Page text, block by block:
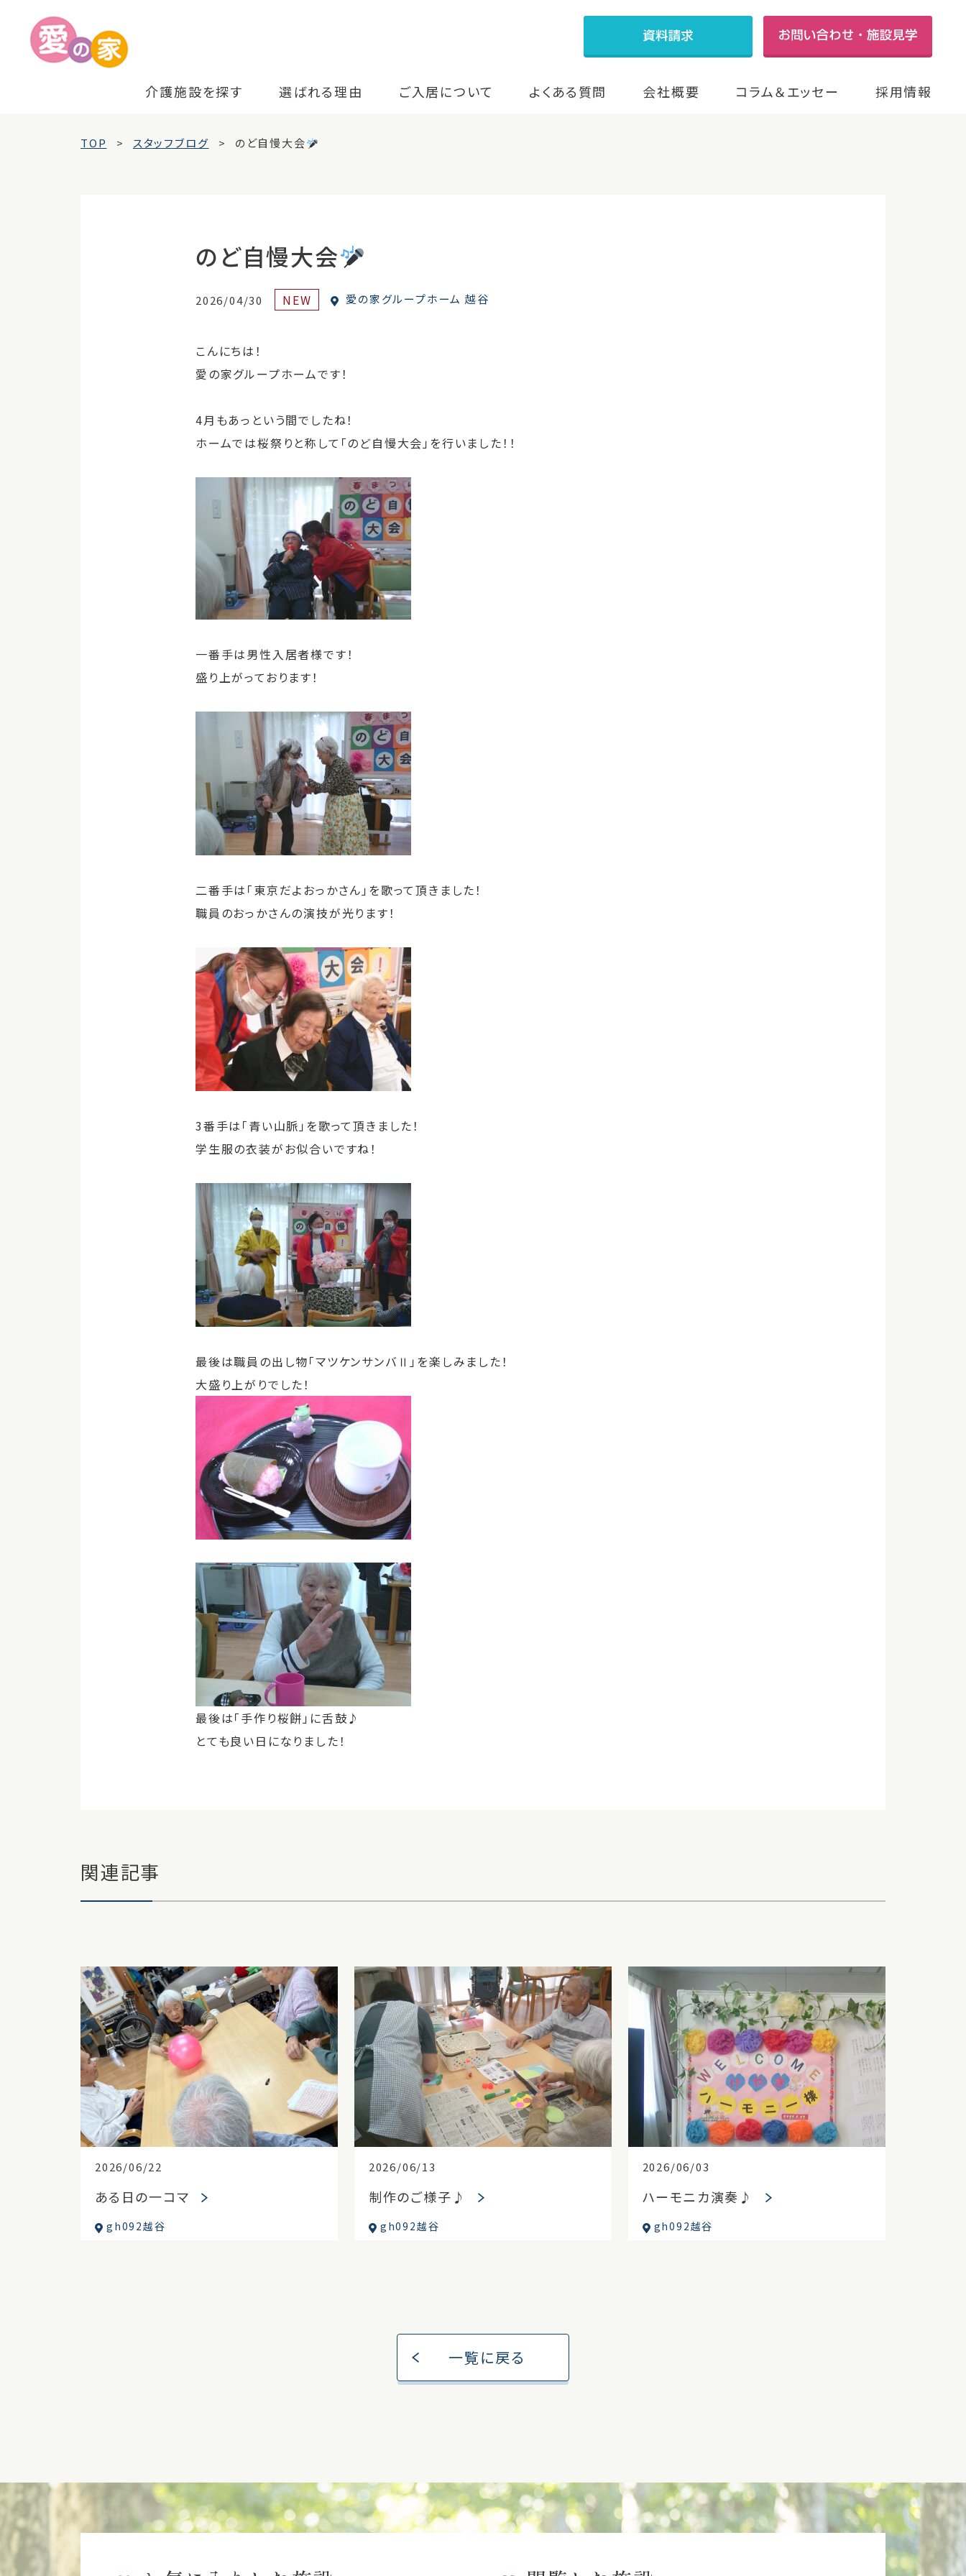
介護施設を探す 選ばれる理由 ご入居について よくある質問 会社概要 コラム＆エッセー 採用情報
TOP スタッフブログ のど自慢大会
のど自慢大会
2026/04/30 NEW 愛の家グループホーム 越谷
こんにちは！
愛の家グループホームです！
4月もあっという間でしたね！
ホームでは桜祭りと称して「のど自慢大会」を行いました！！
一番手は男性入居者様です！
盛り上がっております！
二番手は「東京だよおっかさん」を歌って頂きました！
職員のおっかさんの演技が光ります！
3番手は「青い山脈」を歌って頂きました！
学生服の衣装がお似合いですね！
最後は職員の出し物「マツケンサンバⅡ」を楽しみました！
大盛り上がりでした！
最後は「手作り桜餅」に舌鼓♪
とても良い日になりました！
関連記事
2026/06/22
ある日の一コマ
gh092越谷
2026/06/13
制作のご様子♪
gh092越谷
2026/06/03
ハーモニカ演奏♪
gh092越谷
一覧に戻る